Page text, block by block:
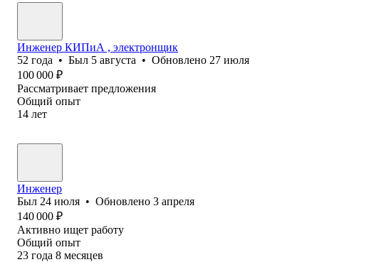
Инженер КИПиА , электронщик
52 года • Был 5 августа • Обновлено 27 июля
100 000 ₽
Рассматривает предложения
Общий опыт
14 лет
Инженер
Был 24 июля • Обновлено 3 апреля
140 000 ₽
Активно ищет работу
Общий опыт
23 года 8 месяцев